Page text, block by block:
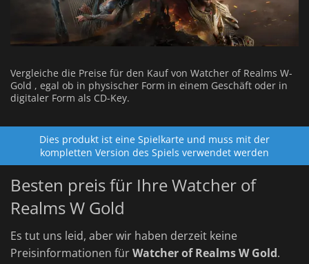
Vergleiche die Preise für den Kauf von Watcher of Realms W-
Gold , egal ob in physischer Form in einem Geschäft oder in
digitaler Form als CD-Key.
Dies produkt ist eine Spielkarte und muss mit der
kompletten Version des Spiels verwendet werden
Besten preis für Ihre Watcher of
Realms W Gold
Es tut uns leid, aber wir haben derzeit keine
Preisinformationen fürWatcher of Realms W Gold.